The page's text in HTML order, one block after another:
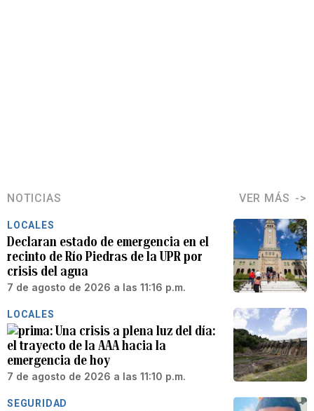
NOTICIAS VER MÁS
LOCALES
Declaran estado de emergencia en el
recinto de Río Piedras de la UPR por
crisis del agua
7 de agosto de 2026 a las 11:16 p.m.
LOCALES
Una crisis a plena luz del día:
el trayecto de la AAA hacia la
emergencia de hoy
7 de agosto de 2026 a las 11:10 p.m.
SEGURIDAD